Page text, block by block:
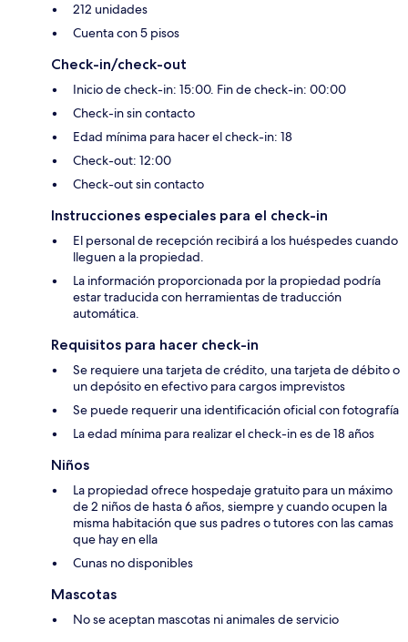
212 unidades
Cuenta con 5 pisos
Check-in/check-out
Inicio de check-in: 15:00. Fin de check-in: 00:00
Check-in sin contacto
Edad mínima para hacer el check-in: 18
Check-out: 12:00
Check-out sin contacto
Instrucciones especiales para el check-in
El personal de recepción recibirá a los huéspedes cuando
lleguen a la propiedad.
La información proporcionada por la propiedad podría
estar traducida con herramientas de traducción
automática.
Requisitos para hacer check-in
Se requiere una tarjeta de crédito, una tarjeta de débito o
un depósito en efectivo para cargos imprevistos
Se puede requerir una identificación oficial con fotografía
La edad mínima para realizar el check-in es de 18 años
Niños
La propiedad ofrece hospedaje gratuito para un máximo
de 2 niños de hasta 6 años, siempre y cuando ocupen la
misma habitación que sus padres o tutores con las camas
que hay en ella
Cunas no disponibles
Mascotas
No se aceptan mascotas ni animales de servicio